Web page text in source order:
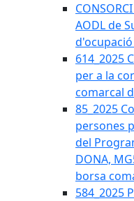
AODL de
d'ocupació
614_2025
per a la
comarcal
85_2025
persones
del
DONA,
borsa
584_2025